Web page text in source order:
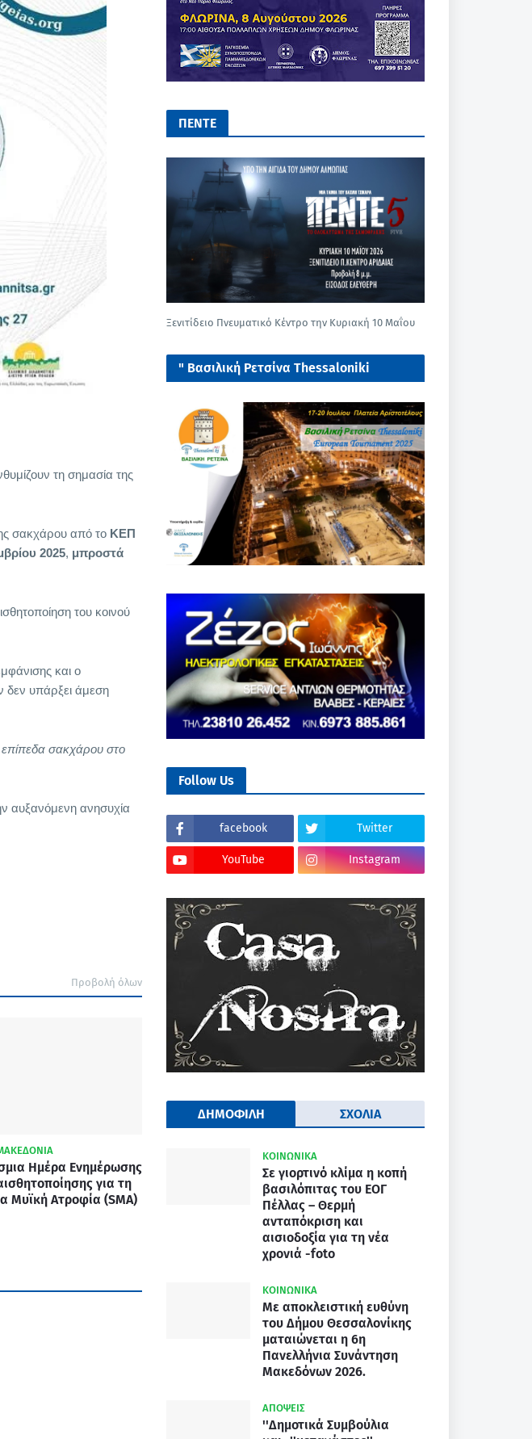
τη σημασία της
σακχάρου από το ΚΕΠ
2025, μπροστά
του κοινού
και ο
δεν υπάρξει άμεση
επίπεδα σακχάρου στο
αυξανόμενη ανησυχία
Προβολή όλων
Ημέρα Ενημέρωσης
για τη
Μυϊκή Ατροφία (SMA)
ΠΕΝΤΕ
Ξενιτίδειο Πνευματικό Κέντρο την Κυριακή 10 Μαΐου
" Βασιλική Ρετσίνα Thessaloniki
Follow Us
facebook Twitter
YouTube Instagram
ΔΗΜΟΦΙΛΗ ΣΧΟΛΙΑ
ΚΟΙΝΩΝΙΚΑ
Σε γιορτινό κλίμα η κοπή
βασιλόπιτας του ΕΟΓ
Πέλλας – Θερμή
ανταπόκριση και
αισιοδοξία για τη νέα
χρονιά -foto
ΚΟΙΝΩΝΙΚΑ
Με αποκλειστική ευθύνη
του Δήμου Θεσσαλονίκης
ματαιώνεται η 6η
Πανελλήνια Συνάντηση
Μακεδόνων 2026.
ΑΠΟΨΕΙΣ
''Δημοτικά Συμβούλια